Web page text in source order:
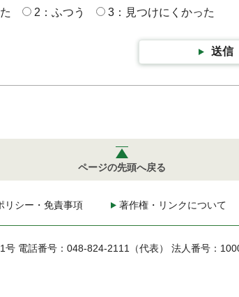
2：ふつう 3：見つけにくかった
送信
ページの先頭へ戻る
リシー・免責事項 著作権・リンクについて
号 電話番号：048-824-2111（代表） 法人番号：